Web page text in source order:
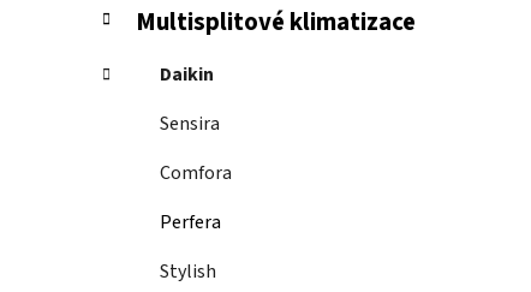
Multisplitové klimatizace
Daikin
Sensira
Comfora
Perfera
Stylish